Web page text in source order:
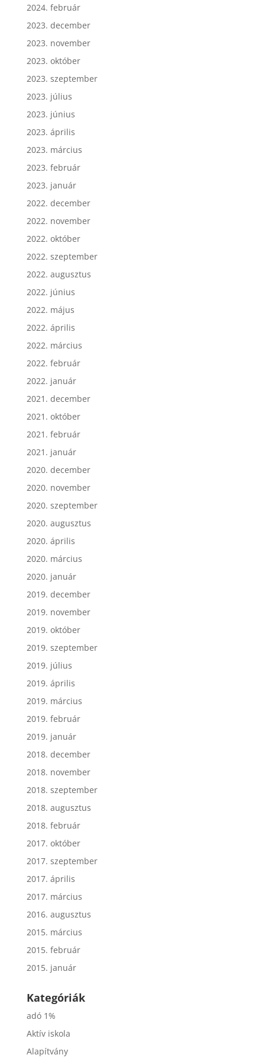
2024. február
2023. december
2023. november
2023. október
2023. szeptember
2023. július
2023. június
2023. április
2023. március
2023. február
2023. január
2022. december
2022. november
2022. október
2022. szeptember
2022. augusztus
2022. június
2022. május
2022. április
2022. március
2022. február
2022. január
2021. december
2021. október
2021. február
2021. január
2020. december
2020. november
2020. szeptember
2020. augusztus
2020. április
2020. március
2020. január
2019. december
2019. november
2019. október
2019. szeptember
2019. július
2019. április
2019. március
2019. február
2019. január
2018. december
2018. november
2018. szeptember
2018. augusztus
2018. február
2017. október
2017. szeptember
2017. április
2017. március
2016. augusztus
2015. március
2015. február
2015. január
Kategóriák
adó 1%
Aktív iskola
Alapítvány